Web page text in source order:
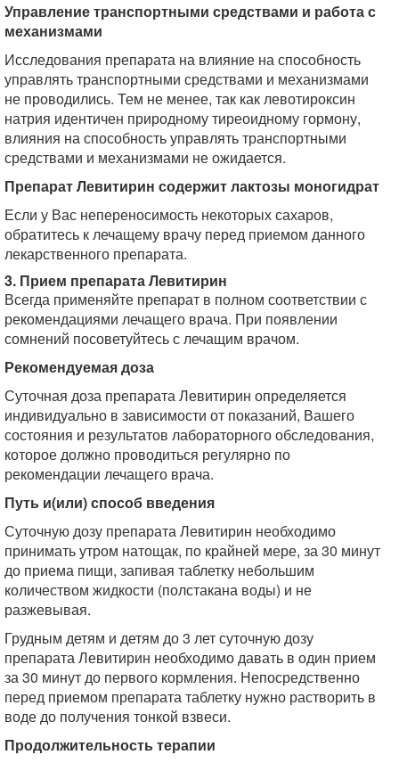
Управление транспортными средствами и работа с
механизмами
Исследования препарата на влияние на способность
управлять транспортными средствами и механизмами
не проводились. Тем не менее, так как левотироксин
натрия идентичен природному тиреоидному гормону,
влияния на способность управлять транспортными
средствами и механизмами не ожидается.
Препарат Левитирин содержит лактозы моногидрат
Если у Вас непереносимость некоторых сахаров,
обратитесь к лечащему врачу перед приемом данного
лекарственного препарата.
3. Прием препарата Левитирин
Всегда применяйте препарат в полном соответствии с
рекомендациями лечащего врача. При появлении
сомнений посоветуйтесь с лечащим врачом.
Рекомендуемая доза
Суточная доза препарата Левитирин определяется
индивидуально в зависимости от показаний, Вашего
состояния и результатов лабораторного обследования,
которое должно проводиться регулярно по
рекомендации лечащего врача.
Путь и(или) способ введения
Суточную дозу препарата Левитирин необходимо
принимать утром натощак, по крайней мере, за 30 минут
до приема пищи, запивая таблетку небольшим
количеством жидкости (полстакана воды) и не
разжевывая.
Грудным детям и детям до 3 лет суточную дозу
препарата Левитирин необходимо давать в один прием
за 30 минут до первого кормления. Непосредственно
перед приемом препарата таблетку нужно растворить в
воде до получения тонкой взвеси.
Продолжительность терапии